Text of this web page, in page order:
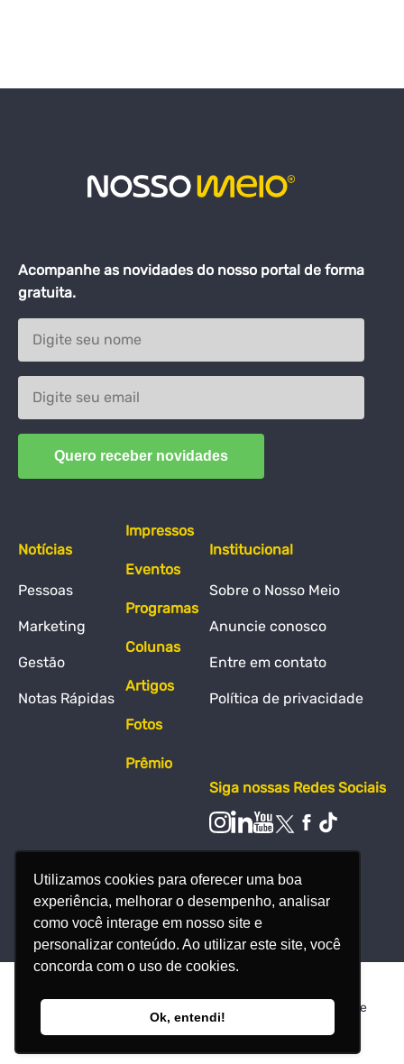
Utilizamos cookies para oferecer uma boa
experiência, melhorar o desempenho, analisar
como você interage em nosso site e
personalizar conteúdo. Ao utilizar este site, você
concorda com o uso de cookies.
Ok, entendi!
Acompanhe as novidades do nosso portal de forma
gratuita.
Notícias
Pessoas
Marketing
Gestão
Notas Rápidas
Impressos
Eventos
Programas
Colunas
Artigos
Fotos
Prêmio
Institucional
Sobre o Nosso Meio
Anuncie conosco
Entre em contato
Política de privacidade
Siga nossas Redes Sociais
© Todos os direitos reservados - Nosso Meio Produção de
Conteúdo Ltda - 38.386.607/0001-24